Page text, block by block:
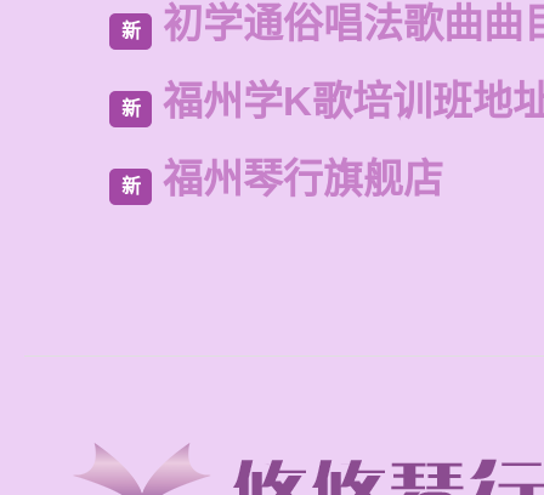
新 初学通俗唱法歌曲曲
新 福州学K歌培训班地
新 福州琴行旗舰店